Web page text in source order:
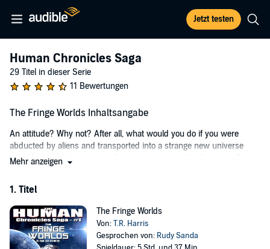
Jetzt testen
Human Chronicles Saga
29 Titel in dieser Serie
11 Bewertungen
The Fringe Worlds Inhaltsangabe
An attitude? Why not? After all, what would you do if you were
abducted by aliens and transported into a strange new universe
away from your home, your family - everything familiar to you?
Now imagine you're stronger, faster, and more coordinated than
ass? Of course you would!
This is the story of human superiority in the galaxy, a gritty, realistic
Mehr anzeigen
1. Titel
The Fringe Worlds
Von:T.R. Harris
Gesprochen von: Rudy Sanda